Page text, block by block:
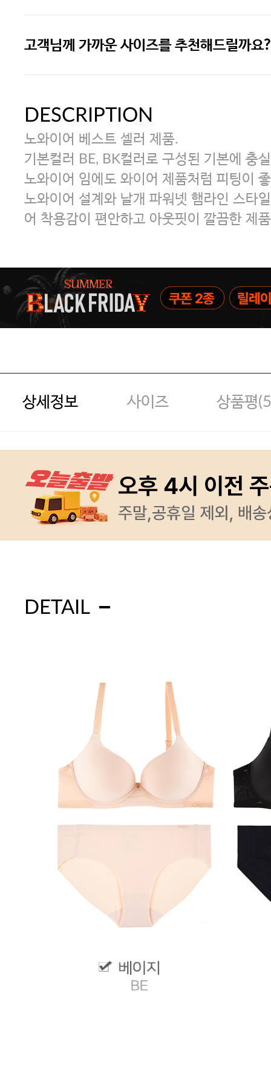
주말특가 20%(8.7~8.9)/5만원 이
[썸머블프] 2만원 할인 쿠폰(8.1~31)
고객님께 가까운 사이즈를 추천해드릴까요?
DESCRIPTION
노와이어 베스트 셀러 제품.
기본컬러 BE, BK컬러로 구성된 기본에 충
노와이어 임에도 와이어 제품처럼 피팅이
노와이어 설계와 날개 파워넷 햄라인 스타
어 착용감이 편안하고 아웃핏이 깔끔한 제
상세정보 사이즈 상품평(5
DETAIL